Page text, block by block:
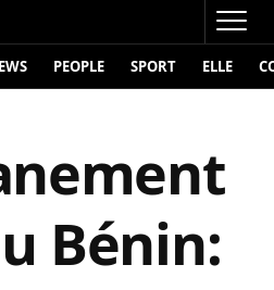
PEOPLE SPORT ELLE
Bénin: